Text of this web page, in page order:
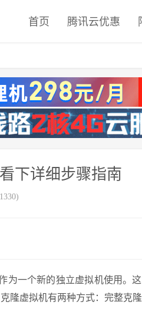
首页 腾讯云优惠
下详细步骤指南
为一个新的独立虚拟机使用。
隆虚拟机有两种方式：完整克